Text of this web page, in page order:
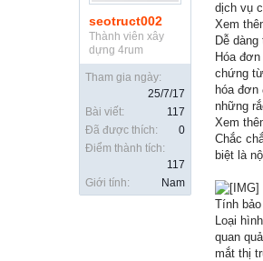
seotruct002
Thành viên xây
dựng 4rum
Tham gia ngày:
25/7/17
Bài viết:
117
Đã được thích:
0
Điểm thành tích:
117
Giới tính:
Nam
dịch vụ
Xem
Dễ dàng
Hóa
chứng
hóa
những
Xem
Chắc
biệt là
Tính
Loại
quan
mắt thị